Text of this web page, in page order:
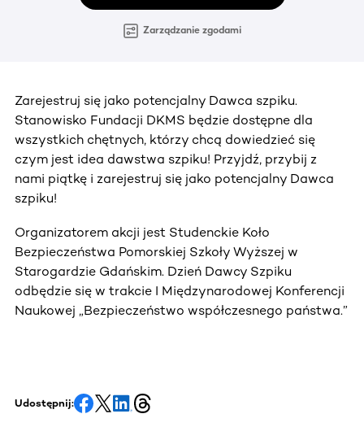
Zarządzanie zgodami
Zarejestruj się jako potencjalny Dawca szpiku.
Stanowisko Fundacji DKMS będzie dostępne dla
wszystkich chętnych, którzy chcą dowiedzieć się
czym jest idea dawstwa szpiku! Przyjdź, przybij z
nami piątkę i zarejestruj się jako potencjalny Dawca
szpiku!
Organizatorem akcji jest Studenckie Koło
Bezpieczeństwa Pomorskiej Szkoły Wyższej w
Starogardzie Gdańskim. Dzień Dawcy Szpiku
odbędzie się w trakcie I Międzynarodowej Konferencji
Naukowej „Bezpieczeństwo współczesnego państwa.”
Udostępnij: